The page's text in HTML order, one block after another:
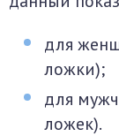
для
ложки);
для
ложек).